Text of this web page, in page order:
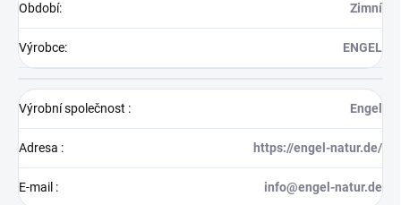
Období: Zimní
Výrobce: ENGEL
Výrobní společnost : Engel
Adresa : https://engel-natur.de/
E-mail : info@engel-natur.de